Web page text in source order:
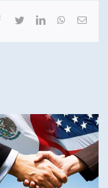
Facebook
TwitterLinkedInWhatsApp
Correo